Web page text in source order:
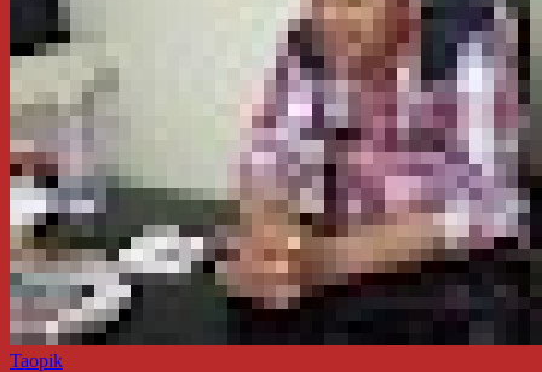
Taopik